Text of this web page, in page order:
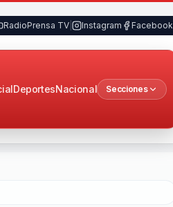
RadioPrensa TV Instagram Facebook
DeportesNacional Secciones